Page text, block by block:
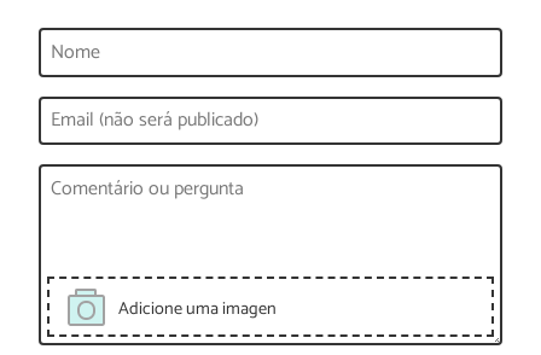
Adicione uma imagen